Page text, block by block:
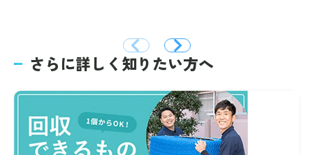
さらに詳しく知りたい方へ